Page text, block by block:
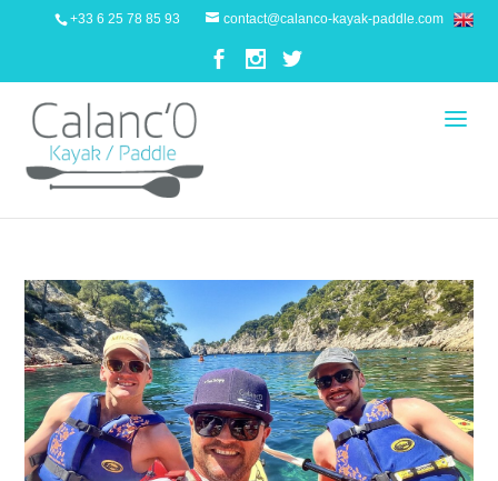
+33 6 25 78 85 93 contact@calanco-kayak-paddle.com